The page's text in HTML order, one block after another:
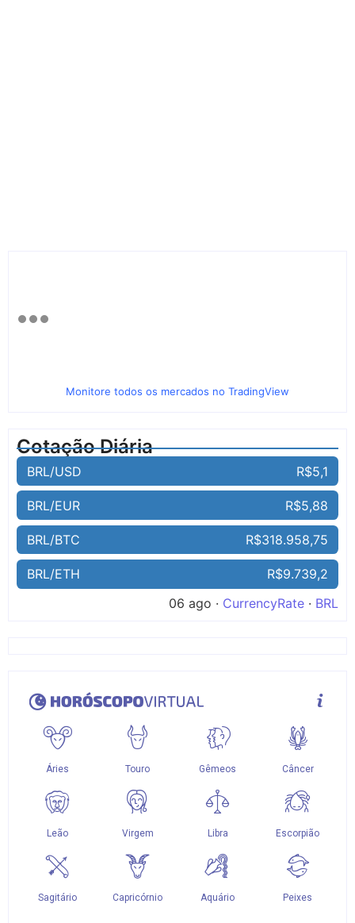
Monitore todos os mercados no TradingView
Cotação Diária
BRL/USD R$5,1
BRL/EUR R$5,88
BRL/BTC R$318.958,75
BRL/ETH
R$9.739,2
06 ago · CurrencyRate · BRL